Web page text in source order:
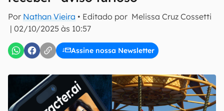
Por Nathan Vieira • Editado por Melissa Cruz Cossetti
| 02/10/2025 às 10:57
Assine nossa Newsletter
inscreva-se
Confirmo que li, aceito e concordo com os Termos de
Uso e Política de Privacidade do Canaltech.